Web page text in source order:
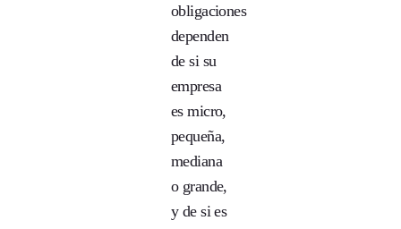
obligaciones
dependen
de si su
empresa
es micro,
pequeña,
mediana
o grande,
y de si es